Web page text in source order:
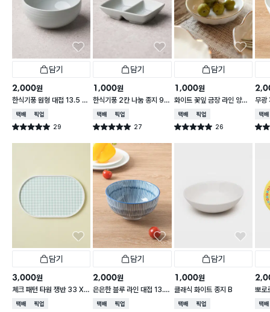
담기
2,000원
한식기풍 원형 대접 13.5 c
m
택배배송매장픽업
별점 5.0점 29
건 작성
담기
1,000원
한식기풍 2칸 나눔 종지 9 c
m
택배배송매장픽업
별점 5.0점 27
건 작성
담기
1,000원
화이트 꽃잎 금장 라인 양각
종지 10 cm
택배배송매장픽업
별점 5.0점 26
건 작성
무광
접
택배
별점
담기
3,000원
체크 패턴 타원 쟁반 33 X
21 cm
택배배송매장픽업
담기
2,000원
은은한 블루 라인 대접 13.5
cm
택배배송매장픽업
담기
1,000원
클래식 화이트 종지 B
택배배송매장픽업
뽀로
cm
택배